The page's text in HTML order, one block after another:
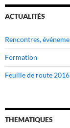
ACTUALITÉS
Rencontres,
Formation
Feuille de route 2016
THEMATIQUES